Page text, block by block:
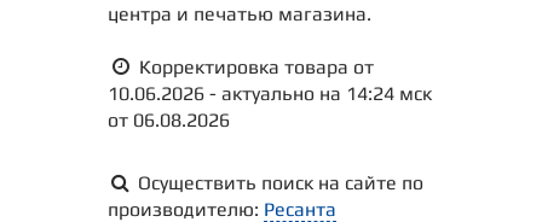
центра и печатью магазина.
Корректировка товара от
10.06.2026 - актуально на 14:24 мск
от 06.08.2026
Осуществить поиск на сайте по
производителю: Ресанта